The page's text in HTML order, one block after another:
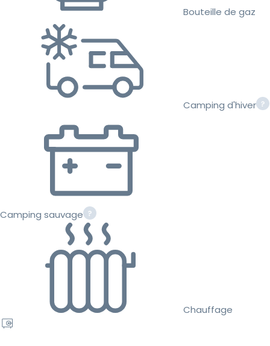
Bouteille de gaz
Camping d'hiver
Camping sauvage
Chauffage